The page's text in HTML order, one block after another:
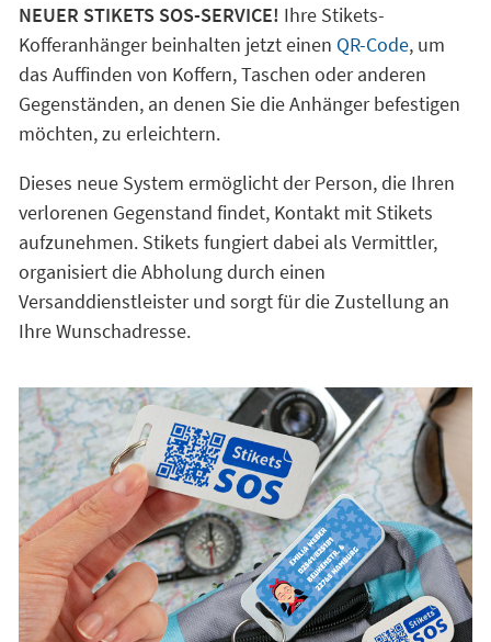
NEUER STIKETS SOS-SERVICE! Ihre Stikets-
Kofferanhänger beinhalten jetzt einen QR-Code, um
das Auffinden von Koffern, Taschen oder anderen
Gegenständen, an denen Sie die Anhänger befestigen
möchten, zu erleichtern.
Dieses neue System ermöglicht der Person, die Ihren
verlorenen Gegenstand findet, Kontakt mit Stikets
aufzunehmen. Stikets fungiert dabei als Vermittler,
organisiert die Abholung durch einen
Versanddienstleister und sorgt für die Zustellung an
Ihre Wunschadresse.